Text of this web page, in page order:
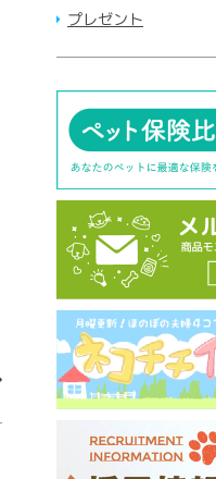
プレゼント